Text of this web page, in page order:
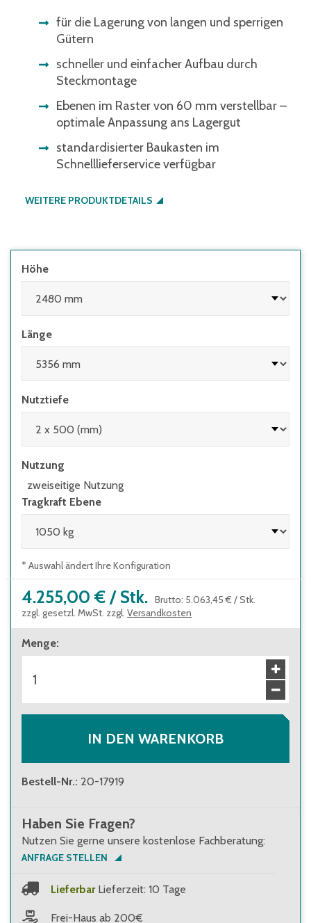
für die Lagerung von langen und sperrigen
Gütern
schneller und einfacher Aufbau durch
Steckmontage
Ebenen im Raster von 60 mm verstellbar –
optimale Anpassung ans Lagergut
standardisierter Baukasten im
Schnelllieferservice verfügbar
WEITERE PRODUKTDETAILS
Höhe
Länge
Nutztiefe
Nutzung
zweiseitige Nutzung
Tragkraft Ebene
* Auswahl ändert Ihre Konfiguration
4.255,00 € / Stk. Brutto: 5.063,45 € /Stk.
zzgl. gesetzl. MwSt. zzgl. Versandkosten
Menge:
IN DEN WARENKORB
Bestell-Nr.: 20-17919
Haben Sie Fragen?
Nutzen Sie gerne unsere kostenlose Fachberatung:
ANFRAGE STELLEN
Lieferbar Lieferzeit: 10 Tage
Frei-Haus ab 200€